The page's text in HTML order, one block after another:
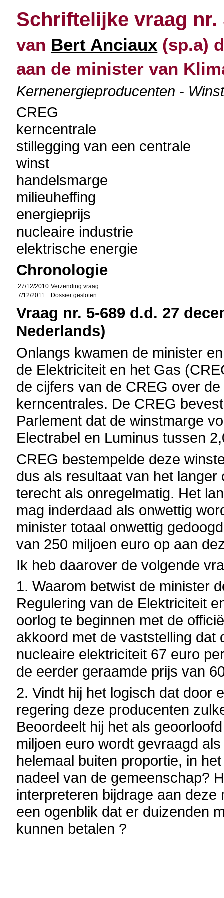
Schriftelijke vraag nr.
van Bert Anciaux (sp.a)
aan de minister van
Kernenergieproducenten -
CREG
kerncentrale
stillegging van een centrale
winst
handelsmarge
milieuheffing
energieprijs
nucleaire industrie
elektrische energie
Chronologie
27/12/2010 Verzending vraag
7/12/2011
Dossier gesloten
Vraag nr. 5-689 d.d. 27
Nederlands)
Onlangs kwamen de minister
de Elektriciteit en het Gas
de cijfers van de CREG over
kerncentrales. De CREG
Parlement dat de winstmarge
Electrabel en Luminus tussen
CREG bestempelde deze
dus als resultaat van het
terecht als onregelmatig. Het
mag inderdaad als onwettig
minister totaal onwettig
van 250 miljoen euro op aan
Ik heb daarover de volgende
1. Waarom betwist de minister
Regulering van de Elektriciteit
oorlog te beginnen met de
akkoord met de vaststelling dat
nucleaire elektriciteit 67 euro
de eerder geraamde prijs van
2. Vindt hij het logisch dat door
regering deze producenten
Beoordeelt hij het als
miljoen euro wordt gevraagd
helemaal buiten proportie, in
nadeel van de gemeenschap?
interpreteren bijdrage aan
een ogenblik dat er duizenden
kunnen betalen ?